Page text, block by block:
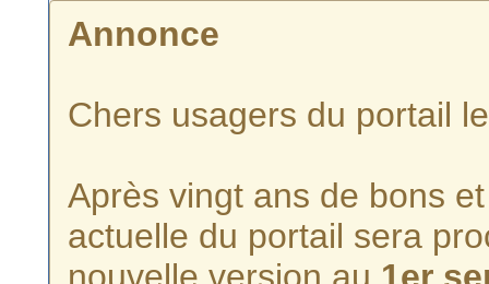
Annonce
Chers usagers du portail
Après vingt ans de bons
actuelle du portail sera